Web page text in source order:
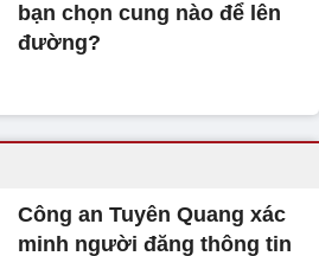
bạn chọn cung nào để lên
đường?
Công an Tuyên Quang xác
minh người đăng thông tin